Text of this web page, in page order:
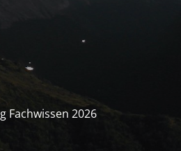
Fachwissen 2026